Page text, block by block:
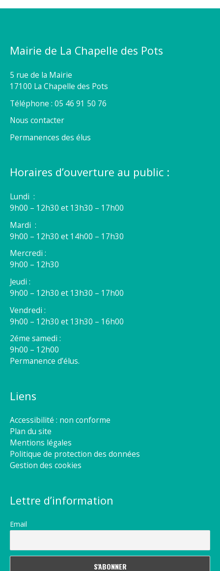
Mairie de La Chapelle des Pots
5 rue de la Mairie
17100 La Chapelle des Pots
Téléphone : 05 46 91 50 76
Nous contacter
Permanences des élus
Horaires d’ouverture au public :
Lundi :
9h00 – 12h30 et 13h30 – 17h00
Mardi :
9h00 – 12h30 et 14h00 – 17h30
Mercredi :
9h00 – 12h30
Jeudi :
9h00 – 12h30 et 13h30 – 17h00
Vendredi :
9h00 – 12h30 et 13h30 – 16h00
2éme samedi :
9h00 – 12h00
Permanence d’élus.
Liens
Accessibilité : non conforme
Plan du site
Mentions légales
Politique de protection des données
Gestion des cookies
Lettre d’information
Email